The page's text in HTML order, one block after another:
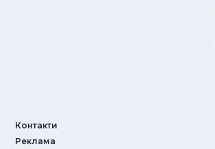
Контакти
Реклама